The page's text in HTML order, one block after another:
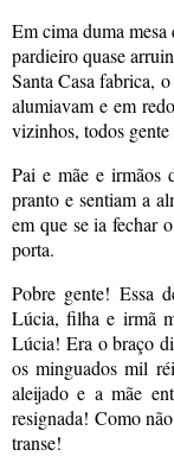
Em cima duma mesa
pardieiro quase
Santa Casa fabrica,
alumiavam e em
vizinhos, todos gente
Pai e mãe e irmãos
pranto e sentiam a
em que se ia fechar
porta.
Pobre gente! Essa
Lúcia, filha e irmã
Lúcia! Era o braço
os minguados mil
aleijado e a mãe
resignada! Como
transe!